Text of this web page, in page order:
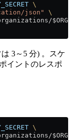
\
json"
\
3～5 分) 。スケ
イントのレスポ
\